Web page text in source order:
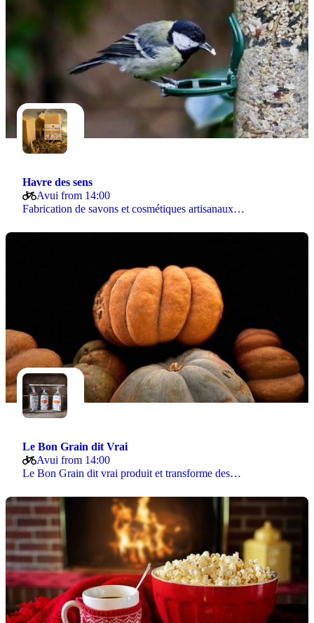
Havre des sens
Avui from 14:00
Fabrication de savons et cosmétiques artisanaux…
Le Bon Grain dit Vrai
Avui from 14:00
Le Bon Grain dit vrai produit et transforme des…